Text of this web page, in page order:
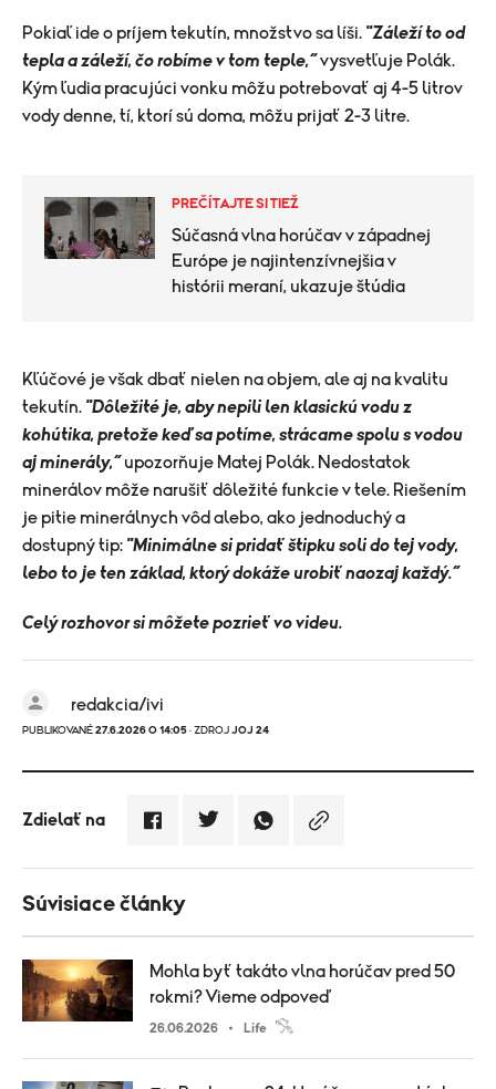
Pokiaľ ide o príjem tekutín, množstvo sa líši. "Záleží to od
tepla a záleží, čo robíme v tom teple,“vysvetľuje Polák.
Kým ľudia pracujúci vonku môžu potrebovať aj 4-5 litrov
vody denne, tí, ktorí sú doma, môžu prijať 2-3 litre.
PREČÍTAJTE SI TIEŽ
Súčasná vlna horúčav v západnej
Európe je najintenzívnejšia v
histórii meraní, ukazuje štúdia
​Kľúčové je však dbať nielen na objem, ale aj na kvalitu
tekutín. "Dôležité je, aby nepili len klasickú vodu z
kohútika, pretože keď sa potíme, strácame spolu s vodou
aj minerály,“ upozorňuje Matej Polák. Nedostatok
minerálov môže narušiť dôležité funkcie v tele. Riešením
je pitie minerálnych vôd alebo, ako jednoduchý a
dostupný tip: "Minimálne si pridať štipku soli do tej vody,
lebo to je ten základ, ktorý dokáže urobiť naozaj každý.“
Celý rozhovor si môžete pozrieť vo videu.
redakcia/ivi
PUBLIKOVANÉ 27.6.2026 O 14:05 · ZDROJ JOJ 24
Zdielať na
Súvisiace články
Mohla byť takáto vlna horúčav pred 50
rokmi? Vieme odpoveď
26.06.2026 Life